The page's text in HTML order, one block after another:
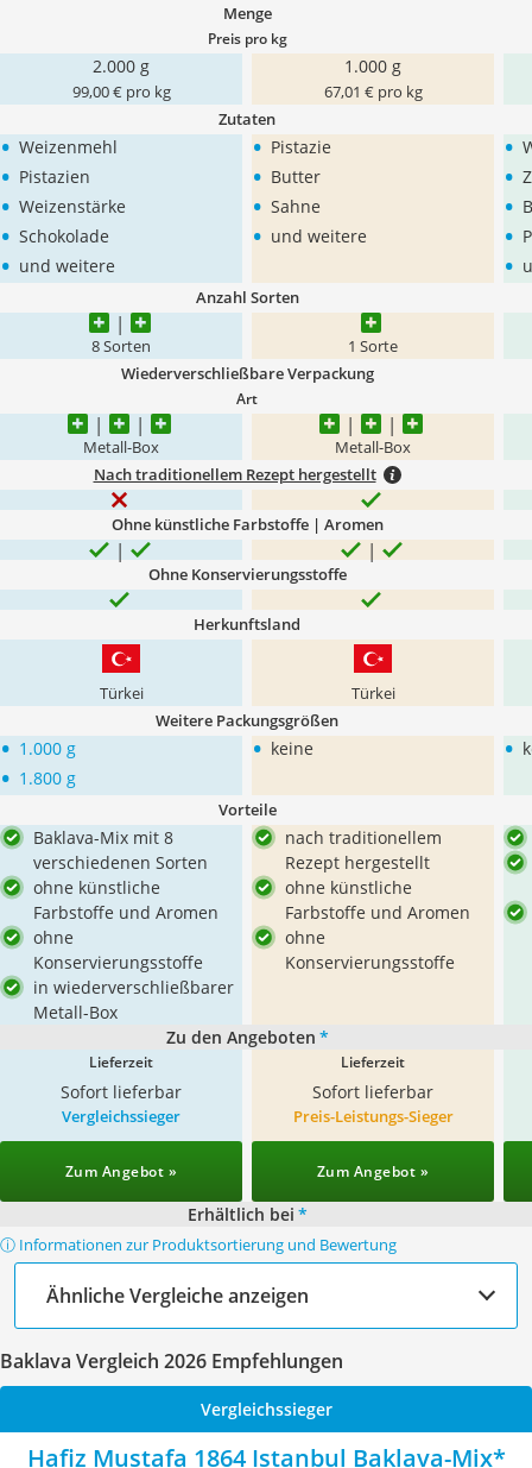
Menge
Preis pro kg
2.000 g
99,00 € pro kg
1.000 g
67,01 € pro kg
Zutaten
• Weizenmehl
• Pistazien
• Weizenstärke
• Schokolade
• und weitere
• Pistazie
• Butter
• Sahne
• und weitere
•
•
•
•
•
Anzahl Sorten
8 Sorten 1 Sorte
Wiederverschließbare Verpackung
Art
Metall-Box Metall-Box
Nach traditionellem Rezept hergestellt
Ohne künstliche Farbstoffe | Aromen
Ohne Konservierungsstoffe
Herkunftsland
Türkei Türkei
Weitere Packungsgrößen
• 1.000 g
• 1.800 g
• keine •
Vorteile
Baklava-Mix mit 8
verschiedenen Sorten
ohne künstliche
Farbstoffe und Aromen
ohne
Konservierungsstoffe
in wiederverschließbarer
Metall-Box
nach traditionellem
Rezept hergestellt
ohne künstliche
Farbstoffe und Aromen
ohne
Konservierungsstoffe
Zu den Angeboten *
Lieferzeit
Sofort lieferbar
Lieferzeit
Sofort lieferbar
Vergleichssieger
Zum Angebot »
Preis-Leistungs-Sieger
Zum Angebot »
Erhältlich bei *
ⓘ Informationen zur Produktsortierung und Bewertung
Ähnliche Vergleiche anzeigen
Baklava Vergleich 2026 Empfehlungen
Vergleichssieger
Hafiz Mustafa 1864 Istanbul Baklava-Mix